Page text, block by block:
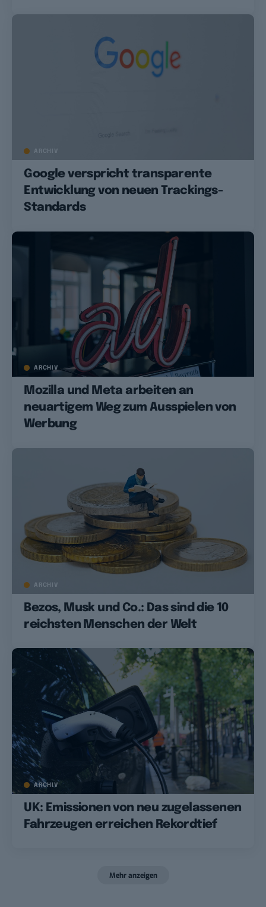
ARCHIV
Google verspricht transparente
Entwicklung von neuen Trackings-
Standards
ARCHIV
Mozilla und Meta arbeiten an
neuartigem Weg zum Ausspielen von
Werbung
ARCHIV
Bezos, Musk und Co.: Das sind die 10
reichsten Menschen der Welt
ARCHIV
UK: Emissionen von neu zugelassenen
Fahrzeugen erreichen Rekordtief
Mehr anzeigen